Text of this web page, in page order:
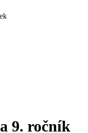
9. ročník